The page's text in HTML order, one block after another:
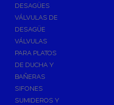
DESAGÜES
VÁLVULAS DE
DESAGÜE
VÁLVULAS
PARA PLATOS
DE DUCHA Y
BAÑERAS
SIFONES
SUMIDEROS Y